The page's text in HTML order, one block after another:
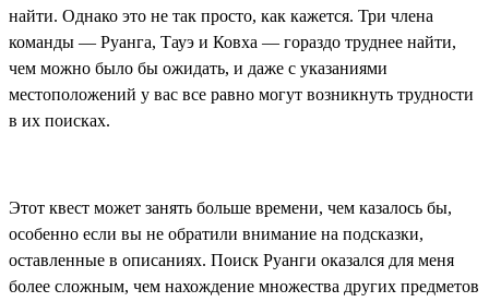
найти. Однако это не так просто, как кажется. Три члена
команды — Руанга, Тауэ и Ковха — гораздо труднее найти,
чем можно было бы ожидать, и даже с указаниями
местоположений у вас все равно могут возникнуть трудности
в их поисках.
Этот квест может занять больше времени, чем казалось бы,
особенно если вы не обратили внимание на подсказки,
оставленные в описаниях. Поиск Руанги оказался для меня
более сложным, чем нахождение множества других предметов